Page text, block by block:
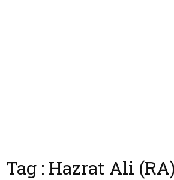
Tag : Hazrat Ali (RA)